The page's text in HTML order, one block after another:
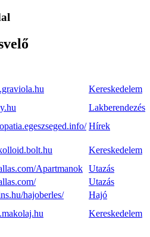
Kereskedelem
Lakberendezés
Hírek
Kereskedelem
Apartmanok Utazás
Utazás
hajoberles/
Hajó
Kereskedelem